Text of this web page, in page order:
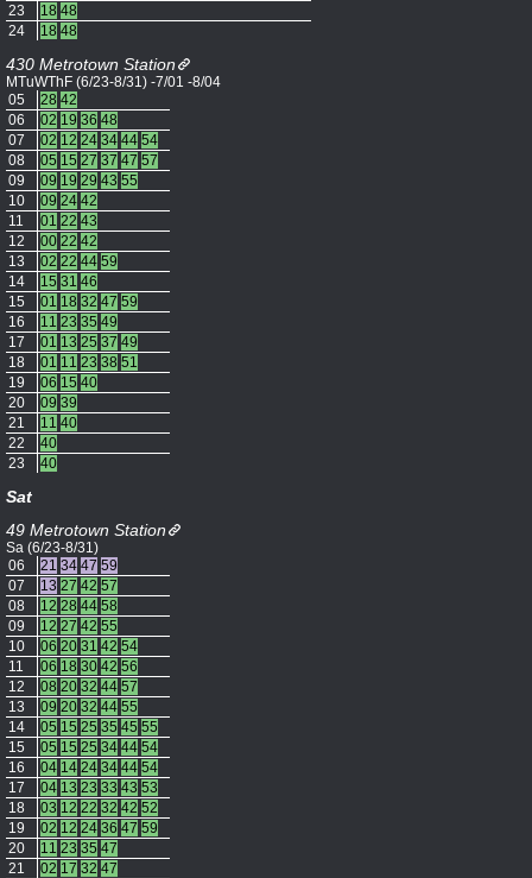
23
18 48
24
18 48
430 Metrotown Station
MTuWThF (6/23-8/31) -7/01 -8/04
05
28 42
06
02 19 36 48
07
02 12 24 34 44 54
08
05 15 27 37 47 57
09
09 19 29 43 55
10
09 24 42
11
01 22 43
12
00 22 42
13
02 22 44 59
14
15 31 46
15
01 18 32 47 59
16
11 23 35 49
17
01 13 25 37 49
18
01 11 23 38 51
19
06 15 40
20
09 39
21
11 40
22
40
23
40
Sat
49 Metrotown Station
Sa (6/23-8/31)
06
21 34 47 59
07
13 27 42 57
08
12 28 44 58
09
12 27 42 55
10
06 20 31 42 54
11
06 18 30 42 56
12
08 20 32 44 57
13
09 20 32 44 55
14
05 15 25 35 45 55
15
05 15 25 34 44 54
16
04 14 24 34 44 54
17
04 13 23 33 43 53
18
03 12 22 32 42 52
19
02 12 24 36 47 59
20
11 23 35 47
21
02 17 32 47